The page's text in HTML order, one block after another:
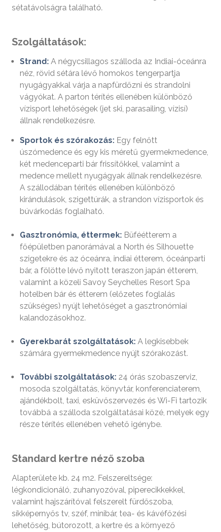
sétatávolságra található.
Szolgáltatások:
Strand: A négycsillagos szálloda az Indiai-óceánra
néz, rövid sétára lévő homokos tengerpartja
nyugágyakkal várja a napfürdőzni és strandolni
vágyókat. A parton térítés ellenében különböző
vízisport lehetőségek (jet ski, parasailing, vízisí)
állnak rendelkezésre.
Sportok és szórakozás: Egy felnőtt
úszómedence és egy kis méretű gyermekmedence,
két medenceparti bár frissítőkkel, valamint a
medence mellett nyugágyak állnak rendelkezésre.
A szállodában térítés ellenében különböző
kirándulások, szigettúrák, a strandon vízisportok és
búvárkodás foglalható.
Gasztronómia, éttermek: Büféétterem a
főépületben panorámával a North és Silhouette
szigetekre és az óceánra, indiai étterem, óceánparti
bár, a fölötte lévő nyitott teraszon japán étterem,
valamint a közeli Savoy Seychelles Resort Spa
hotelben bár és étterem (előzetes foglalás
szükséges) nyújt lehetőséget a gasztronómiai
kalandozásokhoz.
Gyerekbarát szolgáltatások: A legkisebbek
számára gyermekmedence nyújt szórakozást.
További szolgáltatások: 24 órás szobaszerviz,
mosoda szolgáltatás, könyvtár, konferenciaterem,
ajándékbolt, taxi, esküvőszervezés és Wi-Fi tartozik
továbbá a szálloda szolgáltatásai közé, melyek egy
része térítés ellenében vehető igénybe.
Standard kertre néző szoba
Alapterülete kb. 24 m2. Felszereltsége:
légkondicionáló, zuhanyozóval, piperecikkekkel,
valamint hajszárítóval felszerelt fürdőszoba,
síkképernyős tv, széf, minibár, tea- és kávéfőzési
lehetőség, bútorozott, a kertre és a környező